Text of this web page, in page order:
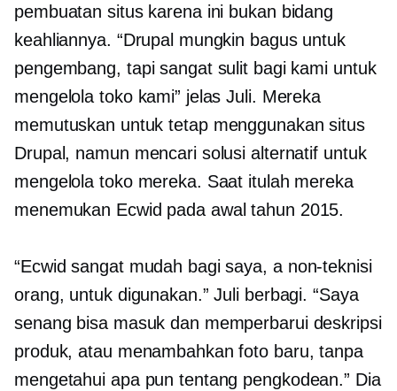
pembuatan situs karena ini bukan bidang
keahliannya. “Drupal mungkin bagus untuk
pengembang, tapi sangat sulit bagi kami untuk
mengelola toko kami” jelas Juli. Mereka
memutuskan untuk tetap menggunakan situs
Drupal, namun mencari solusi alternatif untuk
mengelola toko mereka. Saat itulah mereka
menemukan Ecwid pada awal tahun 2015.
“Ecwid sangat mudah bagi saya, a non-teknisi
orang, untuk digunakan.” Juli berbagi. “Saya
senang bisa masuk dan memperbarui deskripsi
produk, atau menambahkan foto baru, tanpa
mengetahui apa pun tentang pengkodean.” Dia